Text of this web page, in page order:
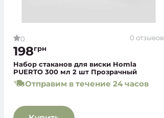
0 0 отзывов
198грн
Набор стаканов для виски Homla
PUERTO 300 мл 2 шт Прозрачный
Отправим в течение 24 часов